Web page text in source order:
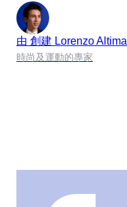
由 創建 Lorenzo
時尚及運動的專家